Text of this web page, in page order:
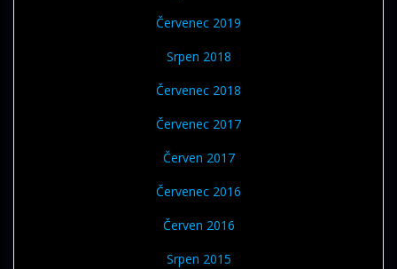
Červenec 2019
Srpen 2018
Červenec 2018
Červenec 2017
Červen 2017
Červenec 2016
Červen 2016
Srpen 2015